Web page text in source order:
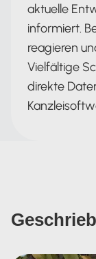
aktuelle
informiert.
reagieren
Vielfältige
direkte